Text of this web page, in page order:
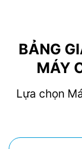
BẢNG
MÁY
Lựa chọn